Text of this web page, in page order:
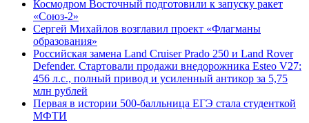
Космодром Восточный подготовили к запуску ракет
«Союз-2»
Сергей Михайлов возглавил проект «Флагманы
образования»
Российская замена Land Cruiser Prado 250 и Land Rover
Defender. Стартовали продажи внедорожника Esteo V27:
456 л.с., полный привод и усиленный антикор за 5,75
млн рублей
Первая в истории 500-балльница ЕГЭ стала студенткой
МФТИ